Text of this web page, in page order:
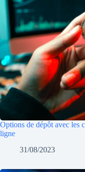
Options de dépôt avec les
ligne
31/08/2023